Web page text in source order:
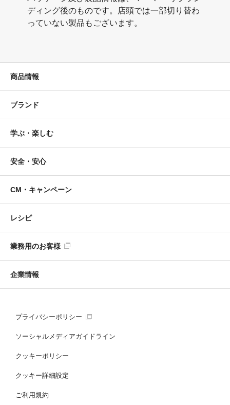
ディング後のものです。店頭では一部切り替わ
っていない製品もございます。
商品情報
ブランド
学ぶ・楽しむ
安全・安心
CM・キャンペーン
レシピ
業務用のお客様
企業情報
プライバシーポリシー
ソーシャルメディアガイドライン
クッキーポリシー
クッキー詳細設定
ご利用規約